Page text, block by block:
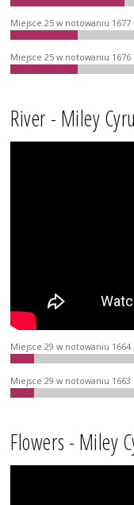
Miejsce 25 w notowaniu
Miejsce 25 w notowaniu
River - Miley
Miejsce 29 w notowaniu
Miejsce 29 w notowaniu
Flowers - Miley